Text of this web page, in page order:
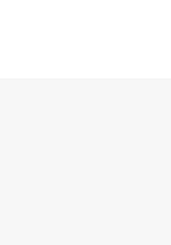
weekendje